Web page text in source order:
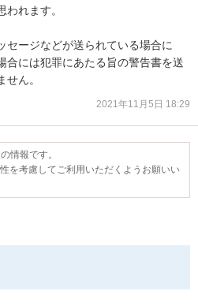
れます。
セージなどが送られている場合に
合には犯罪にあたる旨の警告書を送
ん。
2021年11月5日 18:29
情報です。
を考慮してご利用いただくようお願いい